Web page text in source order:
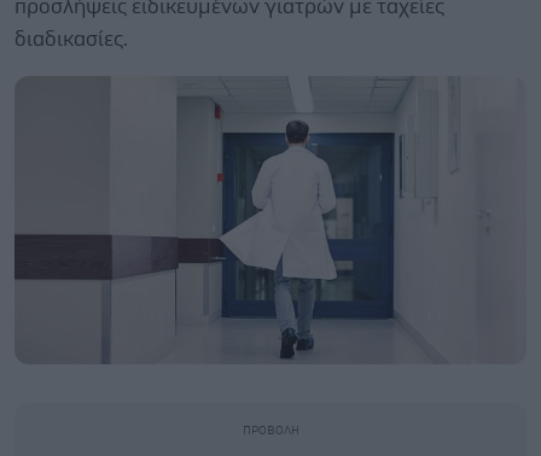
προσλήψεις ειδικευμένων γιατρών με ταχείες
διαδικασίες.